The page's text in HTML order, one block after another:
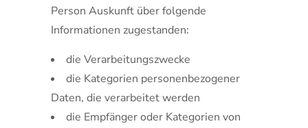
Person Auskunft über folgende
Informationen zugestanden:
die Verarbeitungszwecke
die Kategorien personenbezogener
Daten, die verarbeitet werden
die Empfänger oder Kategorien von